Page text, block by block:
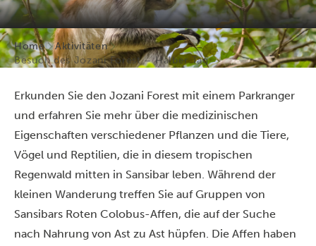
Home
Aktivitäten
Besuch des Jozani Forest – Halber Tag
Erkunden Sie den Jozani Forest mit einem Parkranger
und erfahren Sie mehr über die medizinischen
Eigenschaften verschiedener Pflanzen und die Tiere,
Vögel und Reptilien, die in diesem tropischen
Regenwald mitten in Sansibar leben. Während der
kleinen Wanderung treffen Sie auf Gruppen von
Sansibars Roten Colobus-Affen, die auf der Suche
nach Nahrung von Ast zu Ast hüpfen. Die Affen haben